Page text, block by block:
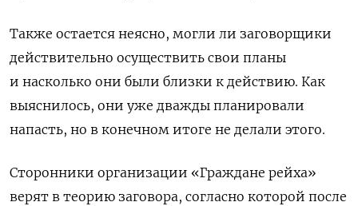
Также остается неясно, могли ли заговорщики
действительно осуществить свои планы
и насколько они были близки к действию. Как
выяснилось, они уже дважды планировали
напасть, но в конечном итоге не делали этого.
Сторонники организации «Граждане рейха»
верят в теорию заговора, согласно которой после